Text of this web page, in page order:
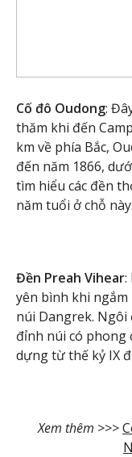
Cố đô Oudong:
thăm khi đến
km về phía Bắc,
đến năm 1866,
tìm hiểu các đền
năm tuổi ở chỗ
Đền Preah Vihear:
yên bình khi
núi Dangrek.
đỉnh núi có phong
dựng từ thế kỷ IX
Xem thêm >>>